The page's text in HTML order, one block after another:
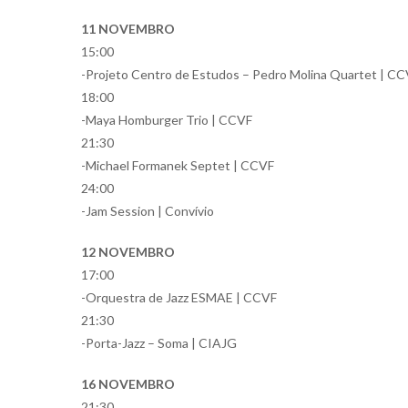
11 NOVEMBRO
15:00
-Projeto Centro de Estudos – Pedro Molina Quartet |
18:00
-Maya Homburger Trio | CCVF
21:30
-Michael Formanek Septet | CCVF
24:00
-Jam Session | Convívio
12 NOVEMBRO
17:00
-Orquestra de Jazz ESMAE | CCVF
21:30
-Porta-Jazz – Soma | CIAJG
16 NOVEMBRO